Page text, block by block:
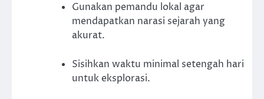
Gunakan pemandu lokal agar
mendapatkan narasi sejarah yang
akurat.
Sisihkan waktu minimal setengah hari
untuk eksplorasi.